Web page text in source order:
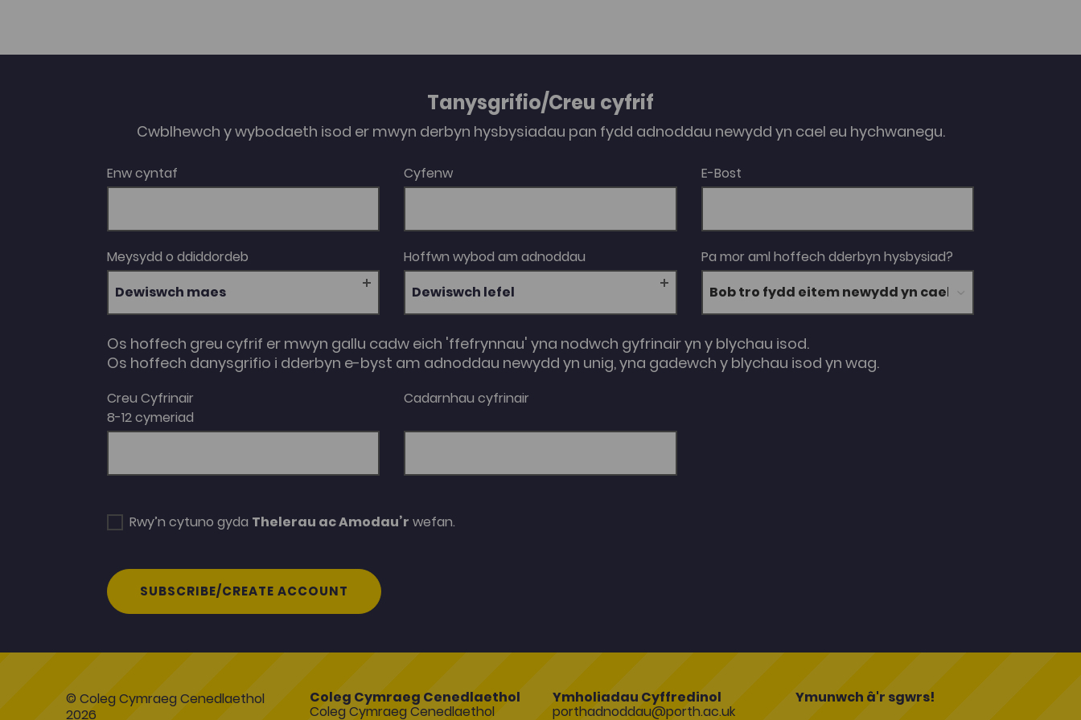
Tanysgrifio/Creu cyfrif
Cwblhewch y wybodaeth isod er mwyn derbyn hysbysiadau pan fydd adnoddau newydd yn cael eu hychwanegu.
Enw cyntaf Cyfenw E-Bost
Meysydd o ddiddordeb
Dewiswch maes
Hoffwn wybod am adnoddau
Dewiswch lefel
Pa mor aml hoffech dderbyn hysbysiad?
Os hoffech greu cyfrif er mwyn gallu cadw eich 'ffefrynnau' yna nodwch gyfrinair yn y blychau isod.
Os hoffech danysgrifio i dderbyn e-byst am adnoddau newydd yn unig, yna gadewch y blychau isod yn wag.
Creu Cyfrinair
8-12 cymeriad
Cadarnhau cyfrinair
Rwy’n cytuno gyda Thelerau ac Amodau’r wefan.
SUBSCRIBE/CREATE ACCOUNT
© Coleg Cymraeg Cenedlaethol
2026
Coleg Cymraeg Cenedlaethol
Coleg Cymraeg Cenedlaethol
Ymholiadau Cyffredinol
porthadnoddau@porth.ac.uk
Ymunwch â'r sgwrs!